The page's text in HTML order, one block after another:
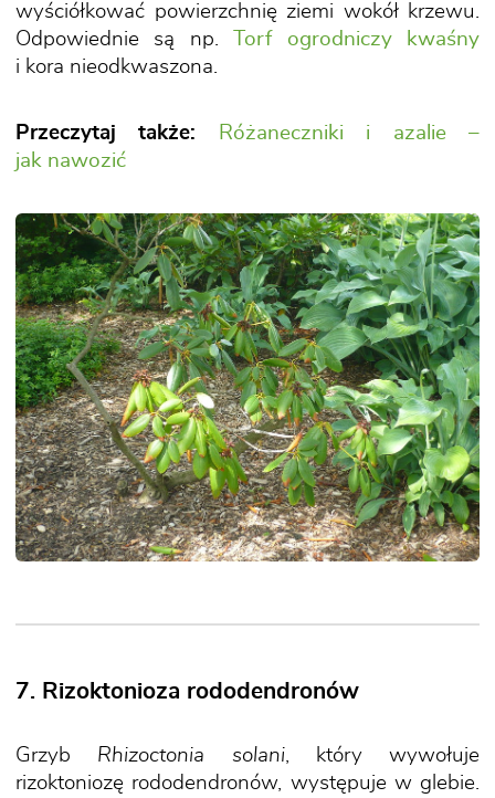
wyściółkować powierzchnię ziemi wokół krzewu.
Odpowiednie są np.
Torf ogrodniczy kwaśny
i kora nieodkwaszona.
Przeczytaj także:
Różaneczniki i azalie –
jak nawozić
7. Rizoktonioza rododendronów
Grzyb Rhizoctonia solani, który wywołuje
rizoktoniozę rododendronów, występuje w glebie.